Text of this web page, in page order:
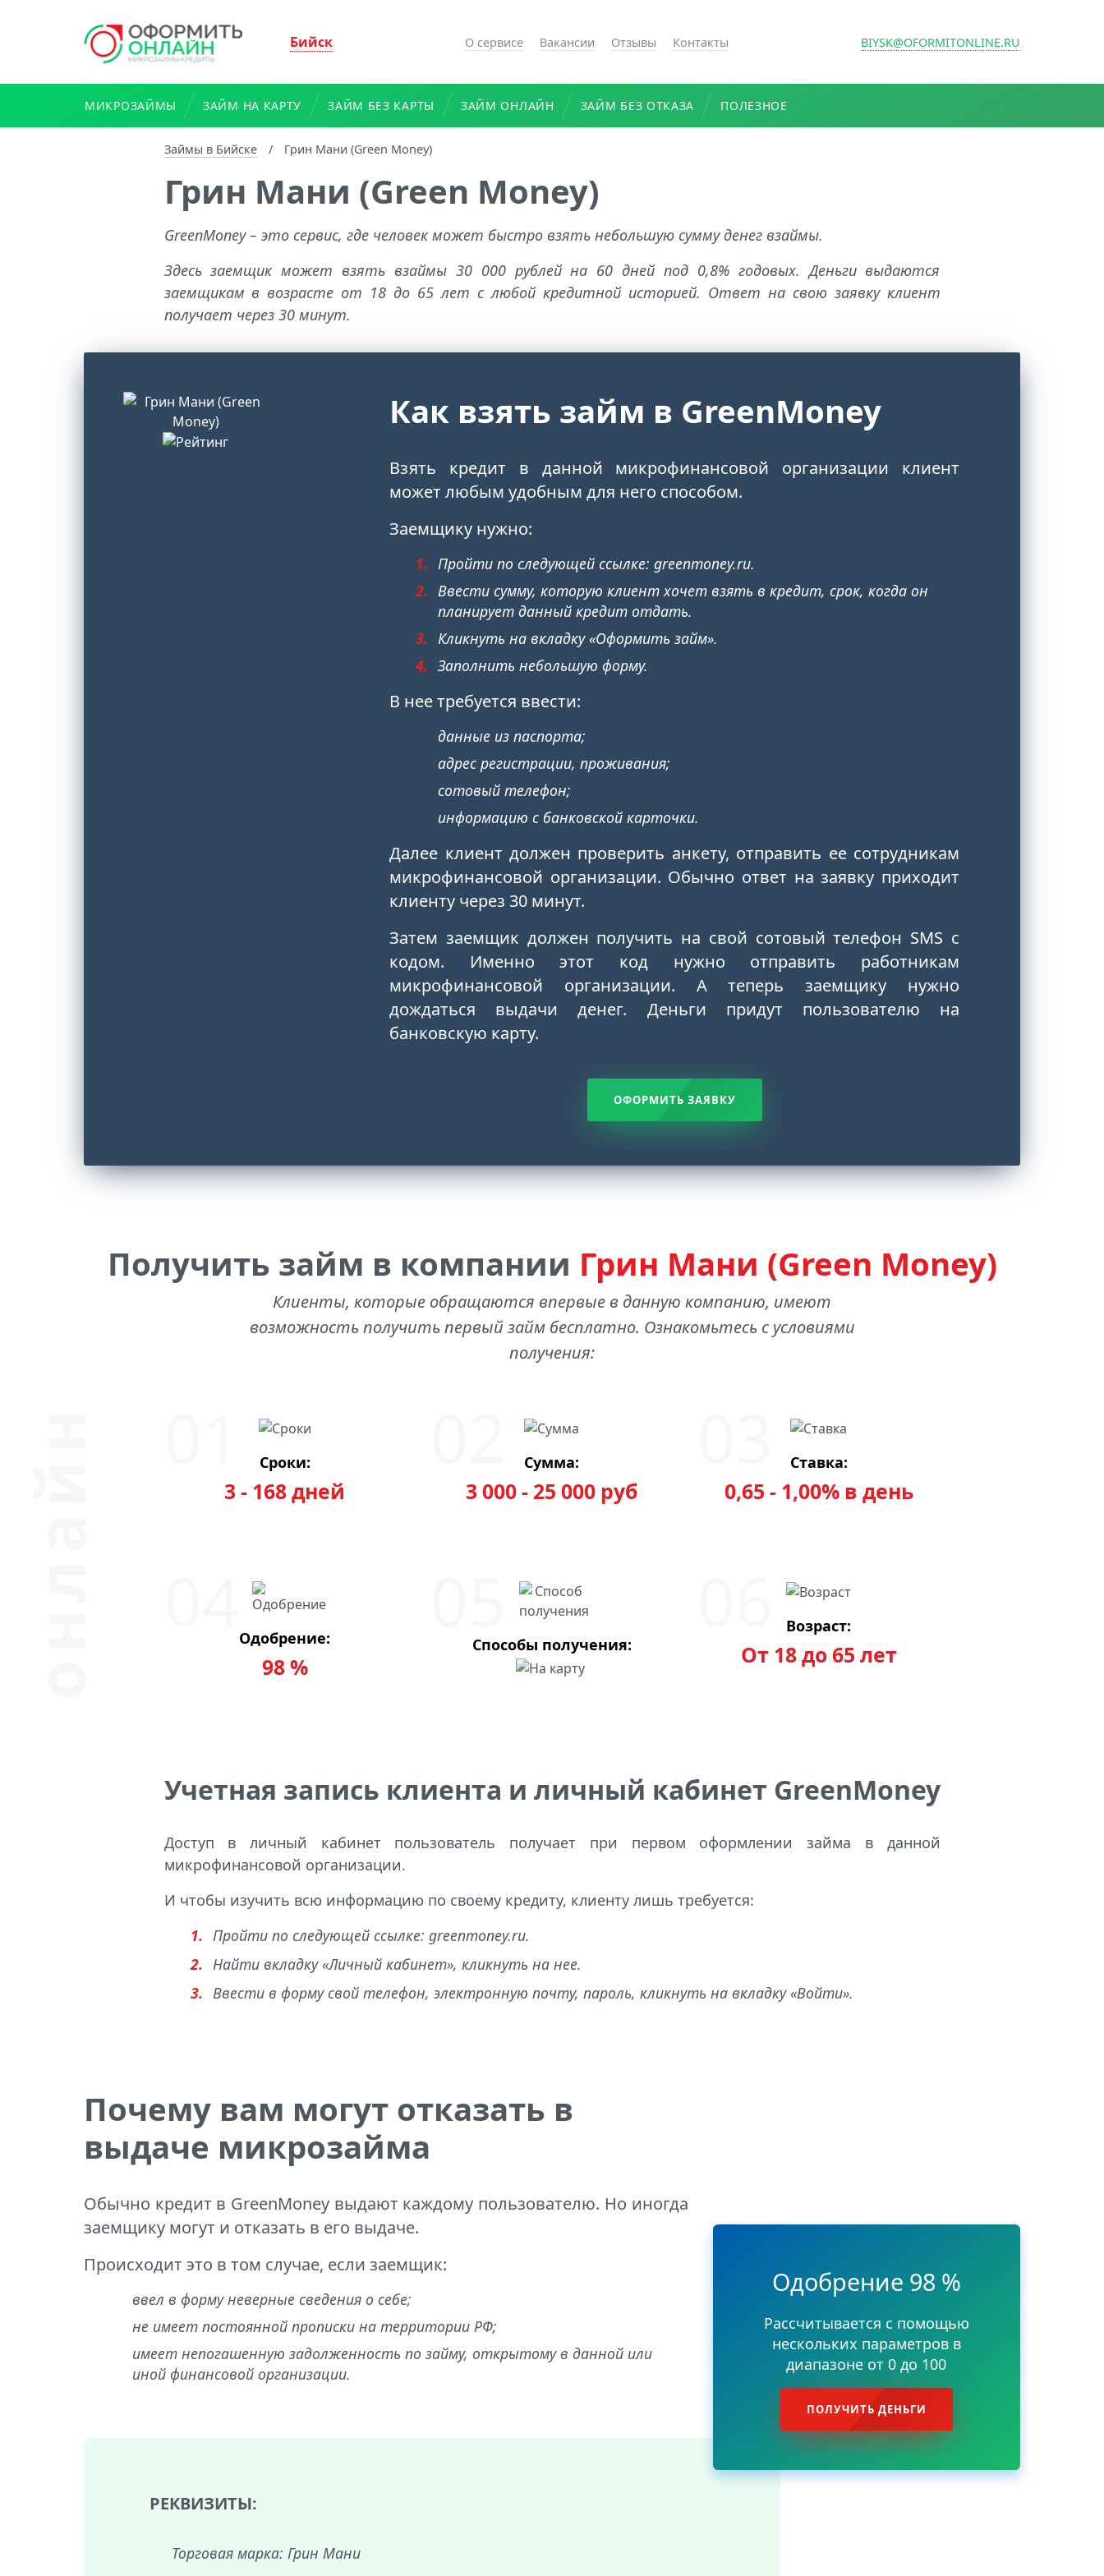
Бийск О сервисе Вакансии Отзывы Контакты BIYSK@OFORMITONLINE.RU
МИКРОЗАЙМЫ ЗАЙМ НА КАРТУ ЗАЙМ БЕЗ КАРТЫ ЗАЙМ ОНЛАЙН ЗАЙМ БЕЗ ОТКАЗА ПОЛЕЗНОЕ
Займы в Бийске / Грин Мани (Green Money)
Грин Мани (Green Money)
GreenMoney – это сервис, где человек может быстро взять небольшую сумму денег взаймы.
Здесь заемщик может взять взаймы 30 000 рублей на 60 дней под 0,8% годовых. Деньги выдаются
заемщикам в возрасте от 18 до 65 лет с любой кредитной историей. Ответ на свою заявку клиент
получает через 30 минут.
Как взять займ в GreenMoney
Взять кредит в данной микрофинансовой организации клиент
может любым удобным для него способом.
Заемщику нужно:
Пройти по следующей ссылке: greenmoney.ru.
Ввести сумму, которую клиент хочет взять в кредит, срок, когда он
планирует данный кредит отдать.
Кликнуть на вкладку «Оформить займ».
Заполнить небольшую форму.
В нее требуется ввести:
данные из паспорта;
адрес регистрации, проживания;
сотовый телефон;
информацию с банковской карточки.
Далее клиент должен проверить анкету, отправить ее сотрудникам
микрофинансовой организации. Обычно ответ на заявку приходит
клиенту через 30 минут.
Затем заемщик должен получить на свой сотовый телефон SMS с
кодом. Именно этот код нужно отправить работникам
микрофинансовой организации. А теперь заемщику нужно
дождаться выдачи денег. Деньги придут пользователю на
банковскую карту.
ОФОРМИТЬ ЗАЯВКУ
Получить займ в компании Грин Мани (Green Money)
Клиенты, которые обращаются впервые в данную компанию, имеют
возможность получить первый займ бесплатно. Ознакомьтесь с условиями
получения:
Сроки:
3 - 168 дней
Сумма:
3 000 - 25 000 руб
Ставка:
0,65 - 1,00% в день
Одобрение:
98 %
Способы получения:
Возраст:
От 18 до 65 лет
Учетная запись клиента и личный кабинет GreenMoney
Доступ в личный кабинет пользователь получает при первом оформлении займа в данной
микрофинансовой организации.
И чтобы изучить всю информацию по своему кредиту, клиенту лишь требуется:
Пройти по следующей ссылке: greenmoney.ru.
Найти вкладку «Личный кабинет», кликнуть на нее.
Ввести в форму свой телефон, электронную почту, пароль, кликнуть на вкладку «Войти».
Почему вам могут отказать в
выдаче микрозайма
Обычно кредит в GreenMoney выдают каждому пользователю. Но иногда
заемщику могут и отказать в его выдаче.
Происходит это в том случае, если заемщик:
ввел в форму неверные сведения о себе;
не имеет постоянной прописки на территории РФ;
имеет непогашенную задолженность по займу, открытому в данной или
иной финансовой организации.
РЕКВИЗИТЫ:
Торговая марка: Грин Мани
Одобрение 98 %
Рассчитывается с помощью
нескольких параметров в
диапазоне от 0 до 100
ПОЛУЧИТЬ ДЕНЬГИ